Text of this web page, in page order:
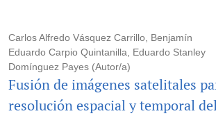
Carlos Alfredo Vásquez Carrillo, Benjamín
Eduardo Carpio Quintanilla, Eduardo Stanley
Domínguez Payes (Autor/a)
Fusión de imágenes satelitales
resolución espacial y temporal